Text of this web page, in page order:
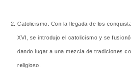
Catolicismo. Con la llegada de los
XVI, se introdujo el catolicismo y se
dando lugar a una mezcla de tradiciones
religioso.